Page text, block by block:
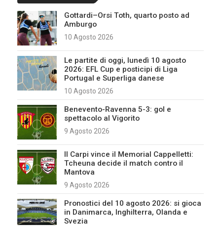
Gottardi–Orsi Toth, quarto posto ad
Amburgo
10 Agosto 2026
Le partite di oggi, lunedì 10 agosto
2026: EFL Cup e posticipi di Liga
Portugal e Superliga danese
10 Agosto 2026
Benevento-Ravenna 5-3: gol e
spettacolo al Vigorito
9 Agosto 2026
Il Carpi vince il Memorial Cappelletti:
Tcheuna decide il match contro il
Mantova
9 Agosto 2026
Pronostici del 10 agosto 2026: si gioca
in Danimarca, Inghilterra, Olanda e
Svezia